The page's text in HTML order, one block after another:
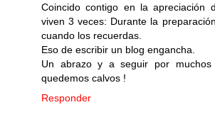
Coincido contigo en la apreciación
viven 3 veces: Durante la
cuando los recuerdas.
Eso de escribir un blog engancha.
Un abrazo y a seguir por
quedemos calvos !
Responder